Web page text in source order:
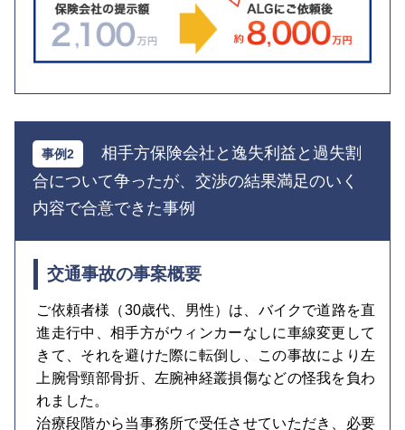
相手方保険会社と逸失利益と過失割
合について争ったが、交渉の結果満足のいく
内容で合意できた事例
交通事故の事案概要
ご依頼者様（30歳代、男性）は、バイクで道路を直
進走行中、相手方がウィンカーなしに車線変更して
きて、それを避けた際に転倒し、この事故により左
上腕骨頸部骨折、左腕神経叢損傷などの怪我を負わ
れました。
治療段階から当事務所で受任させていただき、必要